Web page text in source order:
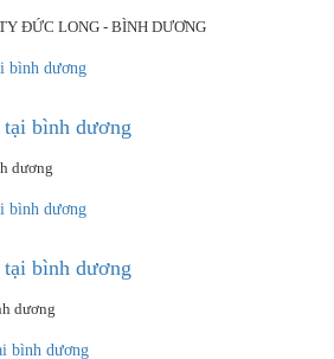
ĐỨC LONG - BÌNH DƯƠNG
bình dương
dương
bình dương
dương